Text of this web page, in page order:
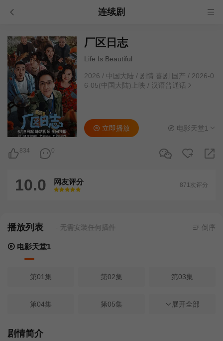
连续剧
厂区日志
Life Is Beautiful
2026 / 中国大陆 / 剧情 喜剧 国产 / 2026-0
6-05(中国大陆)上映 / 汉语普通话
834 0
立即播放 电影天堂1
10.0 网友评分
很差
较差还行推荐力荐
871次评分
播放列表
来源电影天堂1 - 无需安装任何插件 倒序
电影天堂1
第01集 第02集 第03集
第04集 第05集 第06集
第07集
展开全部
剧情简介